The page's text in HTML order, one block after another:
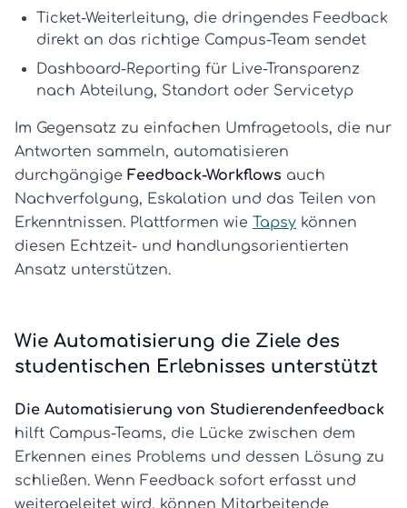
Ticket-Weiterleitung, die dringendes Feedback
direkt an das richtige Campus-Team sendet
Dashboard-Reporting für Live-Transparenz
nach Abteilung, Standort oder Servicetyp
Im Gegensatz zu einfachen Umfragetools, die nur
Antworten sammeln, automatisieren
durchgängige Feedback-Workflows auch
Nachverfolgung, Eskalation und das Teilen von
Erkenntnissen. Plattformen wie Tapsy können
diesen Echtzeit- und handlungsorientierten
Ansatz unterstützen.
Wie Automatisierung die Ziele des
studentischen Erlebnisses unterstützt
Die Automatisierung von Studierendenfeedback
hilft Campus-Teams, die Lücke zwischen dem
Erkennen eines Problems und dessen Lösung zu
schließen. Wenn Feedback sofort erfasst und
weitergeleitet wird, können Mitarbeitende